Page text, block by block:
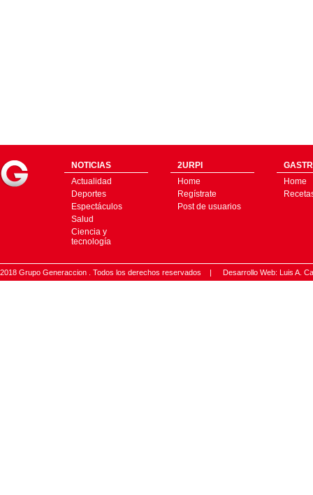
NOTICIAS
Actualidad
Deportes
Espectáculos
Salud
Ciencia y
tecnología
2URPI
Home
Regístrate
Post de usuarios
Home
2018 Grupo Generaccion . Todos los derechos reservados | Desarrollo Web: Luis